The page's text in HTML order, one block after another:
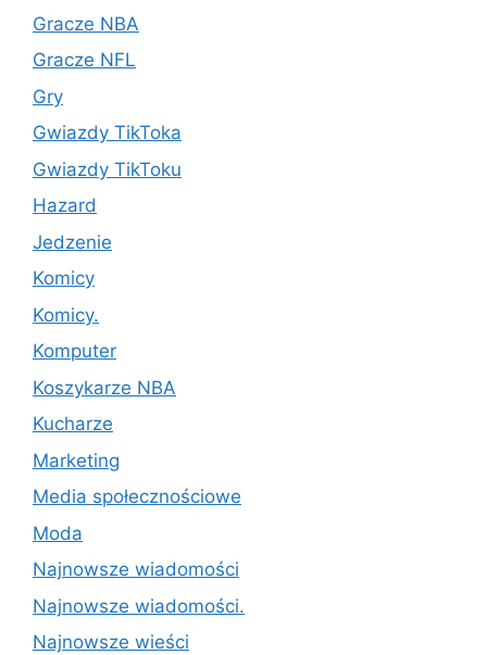
Gracze NBA
Gracze NFL
Gry
Gwiazdy TikToka
Gwiazdy TikToku
Hazard
Jedzenie
Komicy
Komicy.
Komputer
Koszykarze NBA
Kucharze
Marketing
Media społecznościowe
Moda
Najnowsze wiadomości
Najnowsze wiadomości.
Najnowsze wieści